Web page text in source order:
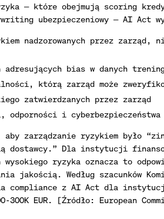
— które obejmują scoring
ubezpieczeniowy — AI Act
nadzorowanych przez zarząd,
adresujących bias w danych
którą zarząd może
zatwierdzanych przez zarząd
odporności i cyberbezpieczeństwa
zarządzanie ryzykiem było
dostawcy.” Dla instytucji
ryzyka oznacza to
jakością. Według szacunków
compliance z AI Act dla
EUR. [Źródło: European